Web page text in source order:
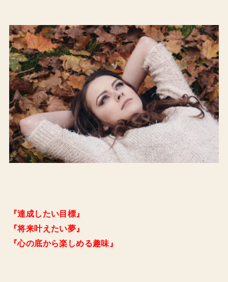
『達成したい目標』
『将来叶えたい夢』
『心の底から楽しめる趣味』